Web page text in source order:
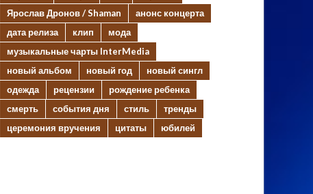
Ярослав Дронов / Shaman
анонс концерта
дата релиза
клип
мода
музыкальные чарты InterMedia
новый альбом
новый год
новый сингл
одежда
рецензии
рождение ребенка
смерть
события дня стиль
тренды
церемония вручения
цитаты юбилей